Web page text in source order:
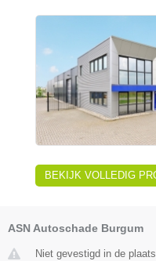
BEKIJK VOLLEDIG
ASN Autoschade Burgum
Niet gevestigd in de